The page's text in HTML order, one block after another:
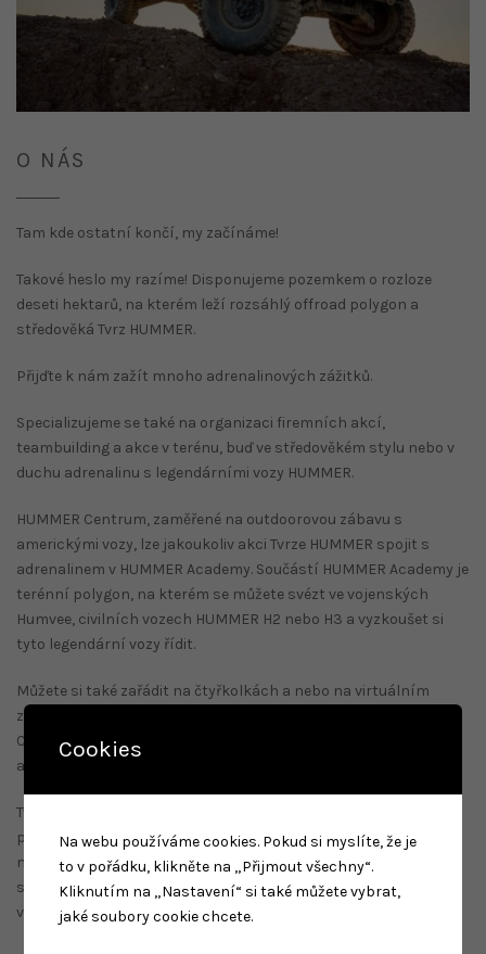
O NÁS
Tam kde ostatní končí, my začínáme!
Takové heslo my razíme! Disponujeme pozemkem o rozloze
deseti hektarů, na kterém leží rozsáhlý offroad polygon a
středověká Tvrz HUMMER.
Přijďte k nám zažít mnoho adrenalinových zážitků.
Specializujeme se také na organizaci firemních akcí,
teambuilding a akce v terénu, buď ve středověkém stylu nebo v
duchu adrenalinu s legendárními vozy HUMMER.
HUMMER Centrum, zaměřené na outdoorovou zábavu s
americkými vozy, lze jakoukoliv akci Tvrze HUMMER spojit s
adrenalinem v HUMMER Academy. Součástí HUMMER Academy je
terénní polygon, na kterém se můžete svézt ve vojenských
Humvee, civilních vozech HUMMER H2 nebo H3 a vyzkoušet si
tyto legendární vozy řídit.
Můžete si také zařádit na čtyřkolkách a nebo na virtuálním
závodním simulátoru 301. Areál Tvrze HUMMER a HUMMER
Centra nabízí prostory a zábavní programy také pro firemní
akce, od návrhu až po realizaci.
Tvrz HUMMER se specializuje na celodenní akce pro veřejnost,
převážně pro rodiny s dětmi. Můžete zde oslavit narozeniny a
nebo uspořádat svatbu jak v klasickém, tak i ve středověkém
stylu. Do Tvrze mohou děti vyrazit na školní výlet se zábavně –
výukovým programem tematicky cíleným do středověku.
Cookies
Na webu používáme cookies. Pokud si myslíte, že je
to v pořádku, klikněte na „Přijmout všechny“.
Kliknutím na „Nastavení“ si také můžete vybrat,
jaké soubory cookie chcete.